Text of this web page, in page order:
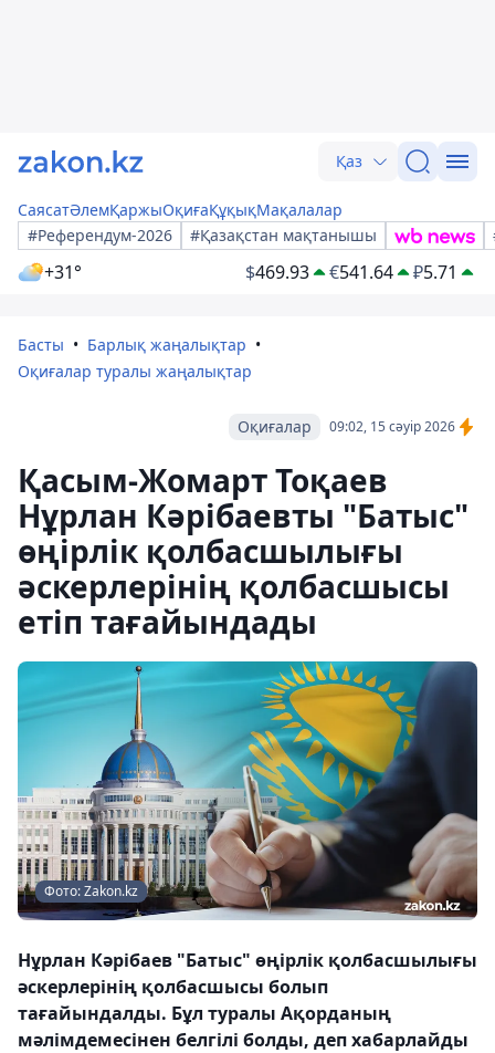
Қаз
СаясатӘлемҚаржыОқиғаҚұқықМақалалар
#Референдум-2026
#Қазақстан мақтанышы
+31° $469.93 €541.64 ₽5.71
Басты
Барлық жаңалықтар
Оқиғалар туралы жаңалықтар
09:02, 15 сәуір 2026
Оқиғалар
Қасым-Жомарт Тоқаев
Нұрлан Кәрібаевты "Батыс"
өңірлік қолбасшылығы
әскерлерінің қолбасшысы
етіп тағайындады
Фото: Zakon.kz
Нұрлан Кәрібаев "Батыс" өңірлік қолбасшылығы
әскерлерінің қолбасшысы болып
тағайындалды. Бұл туралы Ақорданың
мәлімдемесінен белгілі болды, деп хабарлайды